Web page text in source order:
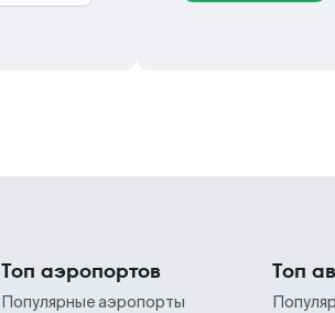
Топ аэропортов
Популярные аэропорты
Топ